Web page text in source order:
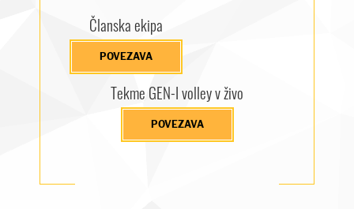
Članska ekipa
POVEZAVA
Tekme GEN-I volley v živo
POVEZAVA